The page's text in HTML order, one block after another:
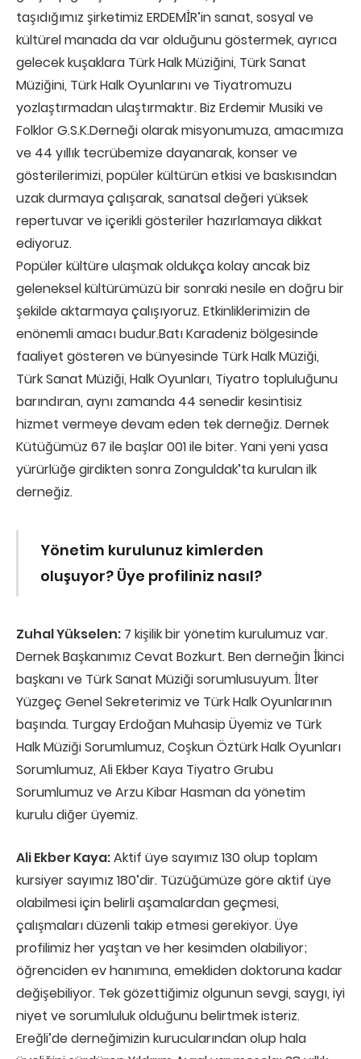
taşıdığımız şirketimiz ERDEMİR’in sanat, sosyal ve
kültürel manada da var olduğunu göstermek, ayrıca
gelecek kuşaklara Türk Halk Müziğini, Türk Sanat
Müziğini, Türk Halk Oyunlarını ve Tiyatromuzu
yozlaştırmadan ulaştırmaktır. Biz Erdemir Musiki ve
Folklor G.S.K.Derneği olarak misyonumuza, amacımıza
ve 44 yıllık tecrübemize dayanarak, konser ve
gösterilerimizi, popüler kültürün etkisi ve baskısından
uzak durmaya çalışarak, sanatsal değeri yüksek
repertuvar ve içerikli gösteriler hazırlamaya dikkat
ediyoruz.
Popüler kültüre ulaşmak oldukça kolay ancak biz
geleneksel kültürümüzü bir sonraki nesile en doğru bir
şekilde aktarmaya çalışıyoruz. Etkinliklerimizin de
enönemli amacı budur.Batı Karadeniz bölgesinde
faaliyet gösteren ve bünyesinde Türk Halk Müziği,
Türk Sanat Müziği, Halk Oyunları, Tiyatro topluluğunu
barındıran, aynı zamanda 44 senedir kesintisiz
hizmet vermeye devam eden tek derneğiz. Dernek
Kütüğümüz 67 ile başlar 001 ile biter. Yani yeni yasa
yürürlüğe girdikten sonra Zonguldak’ta kurulan ilk
derneğiz.
Yönetim kurulunuz kimlerden
oluşuyor? Üye profiliniz nasıl?
Zuhal Yükselen: 7 kişilik bir yönetim kurulumuz var.
Dernek Başkanımız Cevat Bozkurt. Ben derneğin İkinci
başkanı ve Türk Sanat Müziği sorumlusuyum. İlter
Yüzgeç Genel Sekreterimiz ve Türk Halk Oyunlarının
başında. Turgay Erdoğan Muhasip Üyemiz ve Türk
Halk Müziği Sorumlumuz, Coşkun Öztürk Halk Oyunları
Sorumlumuz, Ali Ekber Kaya Tiyatro Grubu
Sorumlumuz ve Arzu Kibar Hasman da yönetim
kurulu diğer üyemiz.
Ali Ekber Kaya:Aktif üye sayımız 130 olup toplam
kursiyer sayımız 180’dir. Tüzüğümüze göre aktif üye
olabilmesi için belirli aşamalardan geçmesi,
çalışmaları düzenli takip etmesi gerekiyor. Üye
profilimiz her yaştan ve her kesimden olabiliyor;
öğrenciden ev hanımına, emekliden doktoruna kadar
değişebiliyor. Tek gözettiğimiz olgunun sevgi, saygı, iyi
niyet ve sorumluluk olduğunu belirtmek isteriz.
Ereğli’de derneğimizin kurucularından olup hala